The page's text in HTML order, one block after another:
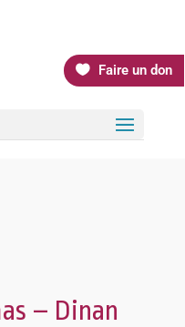
Faire un don
– Dinan